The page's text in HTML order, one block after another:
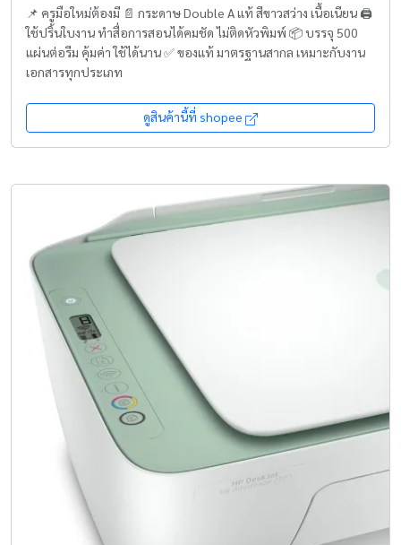
📌 ครูมือใหม่ต้องมี 📄 กระดาษ Double A แท้ สีขาวสว่าง เนื้อเนียน 🖨️
ใช้ปริ้นใบงาน ทำสื่อการสอนได้คมชัด ไม่ติดหัวพิมพ์ 📦 บรรจุ 500
แผ่นต่อรีม คุ้มค่า ใช้ได้นาน ✅ ของแท้ มาตรฐานสากล เหมาะกับงาน
เอกสารทุกประเภท
ดูสินค้านี้ที่ shopee